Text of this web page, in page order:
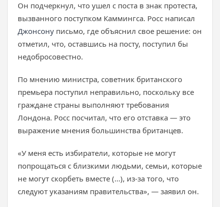
Он подчеркнул, что ушел с поста в знак протеста,
вызванного поступком Каммингса. Росс написал
Джонсону письмо, где объяснил свое решение: он
отметил, что, оставшись на посту, поступил бы
недобросовестно.
По мнению министра, советник британского
премьера поступил неправильно, поскольку все
граждане страны выполняют требования
Лондона. Росс посчитал, что его отставка — это
выражение мнения большинства британцев.
«У меня есть избиратели, которые не могут
попрощаться с близкими людьми, семьи, которые
не могут скорбеть вместе (...), из-за того, что
следуют указаниям правительства», — заявил он.